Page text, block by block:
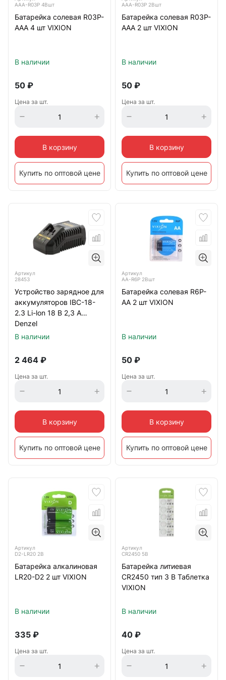
AAA-R03P 4Bшт
Батарейка солевая R03P-
AAA 4 шт VIXION
В наличии
50 ₽
Цена за шт.
В корзину
Купить по оптовой цене
AAA-R03P 2Bшт
Батарейка солевая R03P-
AAA 2 шт VIXION
В наличии
50 ₽
Цена за шт.
В корзину
Купить по оптовой цене
Артикул
28453
Устройство зарядное для
аккумуляторов IBC-18-
2.3 Li-lon 18 B 2,3 А
Denzel
В наличии
2 464 ₽
Цена за шт.
В корзину
Купить по оптовой цене
Артикул
AA-R6P 2Bшт
Батарейка солевая R6P-
AA 2 шт VIXION
В наличии
50 ₽
Цена за шт.
В корзину
Купить по оптовой цене
Артикул
D2-LR20 2B
Батарейка алкалиновая
LR20-D2 2 шт VIXION
В наличии
335 ₽
Цена за шт.
Артикул
CR2450 5B
Батарейка литиевая
CR2450 тип 3 В Таблетка
VIXION
В наличии
40 ₽
Цена за шт.